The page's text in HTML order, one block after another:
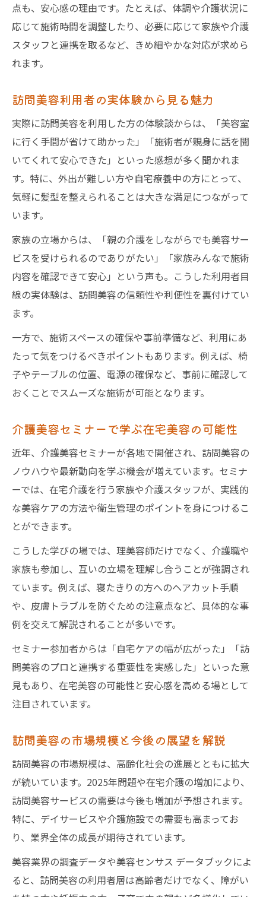
点も、安心感の理由です。たとえば、体調や介護状況に
応じて施術時間を調整したり、必要に応じて家族や介護
スタッフと連携を取るなど、きめ細やかな対応が求めら
れます。
訪問美容利用者の実体験から見る魅力
実際に訪問美容を利用した方の体験談からは、「美容室
に行く手間が省けて助かった」「施術者が親身に話を聞
いてくれて安心できた」といった感想が多く聞かれま
す。特に、外出が難しい方や自宅療養中の方にとって、
気軽に髪型を整えられることは大きな満足につながって
います。
家族の立場からは、「親の介護をしながらでも美容サー
ビスを受けられるのでありがたい」「家族みんなで施術
内容を確認できて安心」という声も。こうした利用者目
線の実体験は、訪問美容の信頼性や利便性を裏付けてい
ます。
一方で、施術スペースの確保や事前準備など、利用にあ
たって気をつけるべきポイントもあります。例えば、椅
子やテーブルの位置、電源の確保など、事前に確認して
おくことでスムーズな施術が可能となります。
介護美容セミナーで学ぶ在宅美容の可能性
近年、介護美容セミナーが各地で開催され、訪問美容の
ノウハウや最新動向を学ぶ機会が増えています。セミナ
ーでは、在宅介護を行う家族や介護スタッフが、実践的
な美容ケアの方法や衛生管理のポイントを身につけるこ
とができます。
こうした学びの場では、理美容師だけでなく、介護職や
家族も参加し、互いの立場を理解し合うことが強調され
ています。例えば、寝たきりの方へのヘアカット手順
や、皮膚トラブルを防ぐための注意点など、具体的な事
例を交えて解説されることが多いです。
セミナー参加者からは「自宅ケアの幅が広がった」「訪
問美容のプロと連携する重要性を実感した」といった意
見もあり、在宅美容の可能性と安心感を高める場として
注目されています。
訪問美容の市場規模と今後の展望を解説
訪問美容の市場規模は、高齢化社会の進展とともに拡大
が続いています。2025年問題や在宅介護の増加により、
訪問美容サービスの需要は今後も増加が予想されます。
特に、デイサービスや介護施設での需要も高まってお
り、業界全体の成長が期待されています。
美容業界の調査データや美容センサス データブックによ
ると、訪問美容の利用者層は高齢者だけでなく、障がい